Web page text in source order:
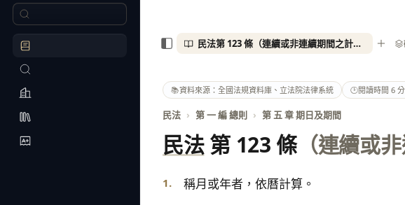
📚資料來源：全國法規資料庫、立法院法律系統 🕑閱讀時間 6
民法 › 第 一 編 總則 › 第 五 章 期日及期間
民法第 123 條（連續或非
1. 稱月或年者，依曆計算。
民法第 123 條（連續或非連續期間之計算法）- 2026 最新全國法規資料庫